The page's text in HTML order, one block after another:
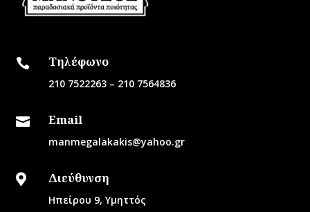
 Τηλέφωνο
210 7522263– 210 7564836
 Email
manmegalakakis@yahoo.gr
 Διεύθυνση
Ηπείρου 9, Υμηττός